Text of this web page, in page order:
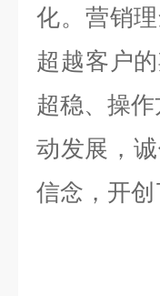
化。营销
超越客户
超稳、操
动发展，
信念，开